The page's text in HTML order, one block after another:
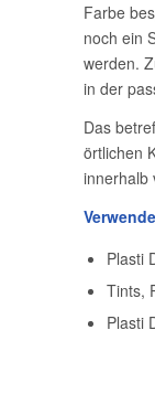
Farbe
noch ein
werden.
in der
Das
örtlichen
innerhalb
Plasti
Tints,
Plasti